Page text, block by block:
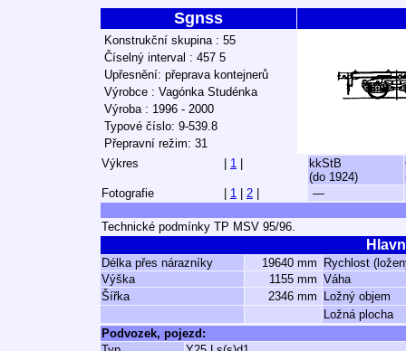
Sgnss
Konstrukční skupina : 55
Číselný interval : 457 5
Upřesnění: přeprava kontejnerů
Výrobce : Vagónka Studénka
Výroba : 1996 - 2000
Typové číslo: 9-539.8
Přepravní režim: 31
Výkres
1
kkStB
(do 1924)
Fotografie
1 2 —
Technické podmínky TP MSV 95/96.
Délka přes nárazníky 19640 mm
Rychlost
Výška
1155 mm Váha
Šířka
2346 mm
Ložný objem
Ložná plocha
Podvozek, pojezd: